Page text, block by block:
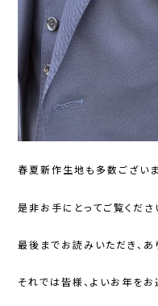
春夏新作生地も多数ございま
是非お手にとってご覧くださ
最後までお読みいただき、あ
それでは皆様、よいお年をお